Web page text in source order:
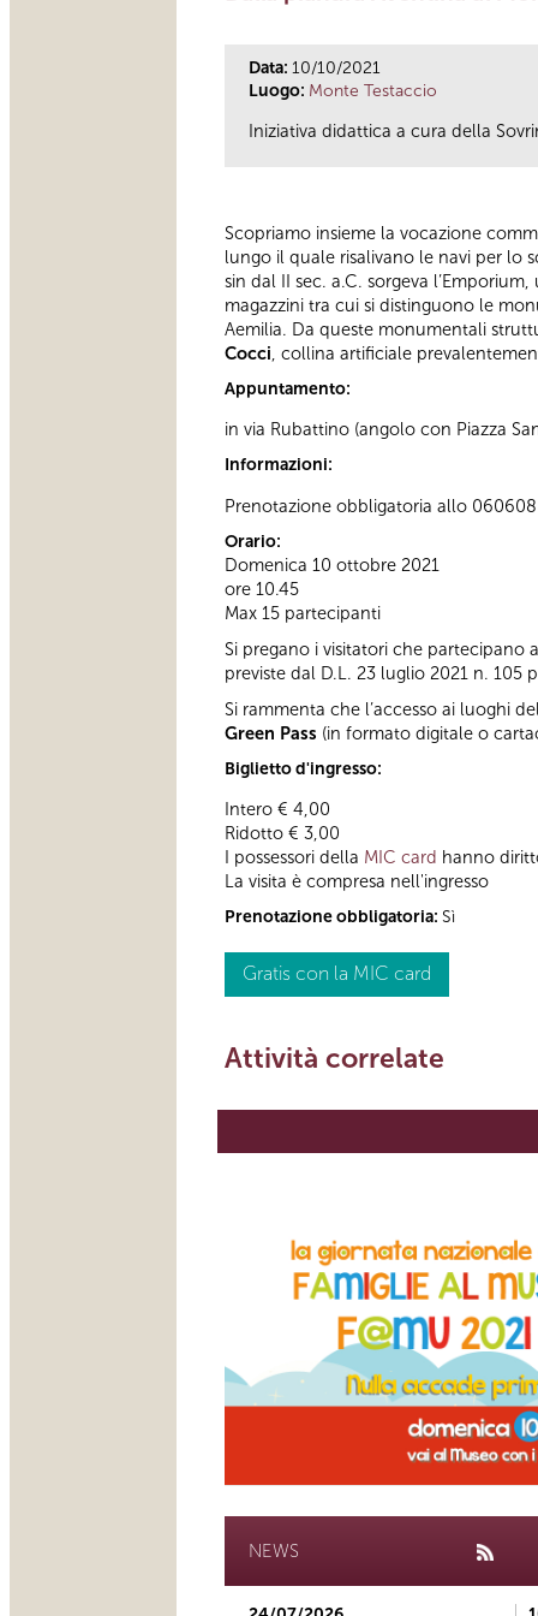
Data: 10/10/2021
Luogo: Monte Testaccio
Iniziativa didattica a cura della
Scopriamo insieme la vocazione
lungo il quale risalivano le navi per lo
sin dal II sec. a.C. sorgeva
magazzini tra cui si distinguono le
Aemilia. Da queste monumentali
Cocci , collina artificiale
Appuntamento:
in via Rubattino (angolo con Piazza
Informazioni:
Prenotazione obbligatoria allo
Orario:
Domenica 10 ottobre 2021
ore 10.45
Max 15 partecipanti
Si pregano i visitatori che partecipano
previste dal D.L. 23 luglio 2021 n. 105
Si rammenta che l’accesso ai luoghi
Green Pass (in formato digitale o
Biglietto d'ingresso:
Intero € 4,00
Ridotto € 3,00
I possessori della MIC card hanno
La visita è compresa nell'ingresso
Prenotazione obbligatoria: Sì
Gratis con la MIC card
Attività correlate
NEWS